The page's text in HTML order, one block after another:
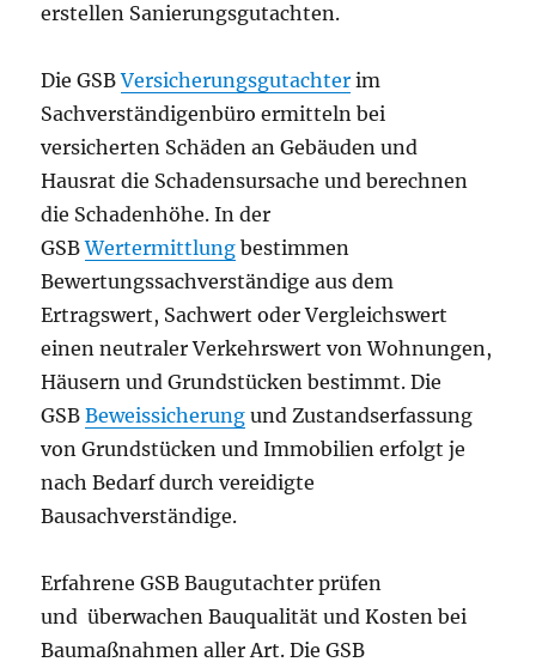
erstellen Sanierungsgutachten.
Die GSBVersicherungsgutachter im
Sachverständigenbüro ermitteln bei
versicherten Schäden an Gebäuden und
Hausrat die Schadensursache und berechnen
die Schadenhöhe. In der
GSBWertermittlung bestimmen
Bewertungssachverständige aus dem
Ertragswert, Sachwert oder Vergleichswert
einen neutraler Verkehrswert von Wohnungen,
Häusern und Grundstücken bestimmt. Die
GSBBeweissicherung und Zustandserfassung
von Grundstücken und Immobilien erfolgt je
nach Bedarf durch vereidigte
Bausachverständige.
Erfahrene GSB Baugutachter prüfen
und überwachen Bauqualität und Kosten bei
Baumaßnahmen aller Art. Die GSB